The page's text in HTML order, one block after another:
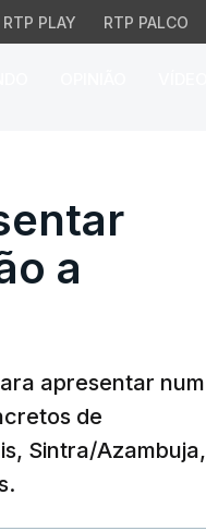
RTP PLAY RTP PALCO
a
apresentar num
de
Sintra/Azambuja,